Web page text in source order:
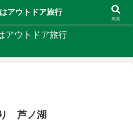
旅行など外遊びを楽しんでます
アウトドア旅行
芦ノ湖
アウトドア旅行
検索